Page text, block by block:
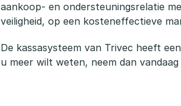
aankoop- en ondersteuningsrelatie
veiligheid, op een kosteneffectieve
De kassasysteem van Trivec heeft
u meer wilt weten, neem dan